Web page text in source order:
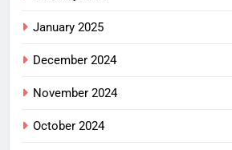
January 2025
December 2024
November 2024
October 2024